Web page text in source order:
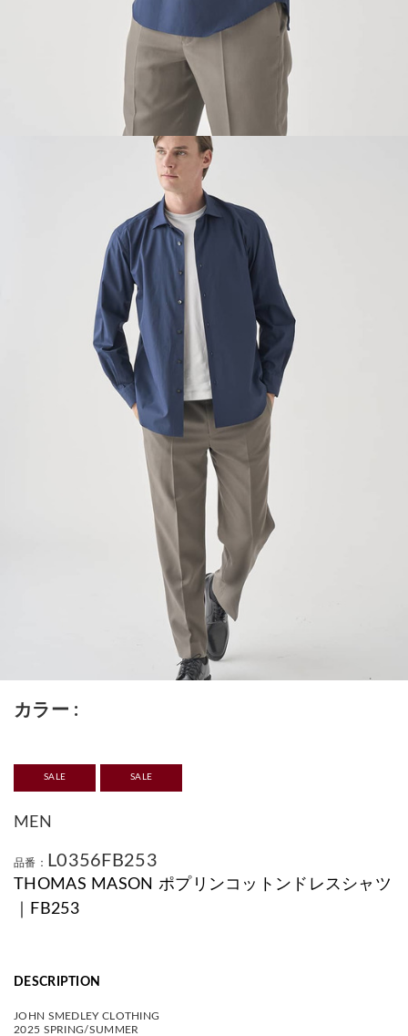
カラー
SALE SALE
MEN
品番： L0356FB253
THOMAS MASON ポプリンコットンドレスシャツ
｜FB253
DESCRIPTION
JOHN SMEDLEY CLOTHING
2025 SPRING/SUMMER